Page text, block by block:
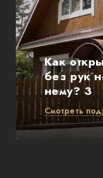
Как
без рук
нему? 3
Смотреть